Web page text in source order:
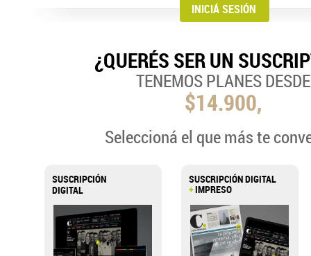
¿QUERÉS SER UN
TENEMOS PLANES DESDE
$14.900,
Seleccioná el que más te
SUSCRIPCIÓN
DIGITAL
SUSCRIPCIÓN DIGITAL
+IMPRESO